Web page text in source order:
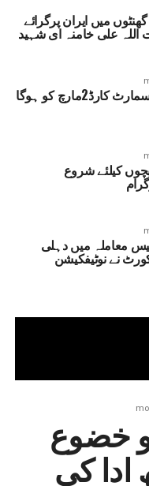
امریکہ ۔اسرائیل نے 24 گھنٹوں میں ایران پرگرائے
دہلی میں سہیلی پنک اسمارٹ کارڈ2مارچ کو ہوگا
بچوں کیلئے شروع
معاملہ میں دہلی
نے نوٹیفکیشن
خضوع
ادا کی